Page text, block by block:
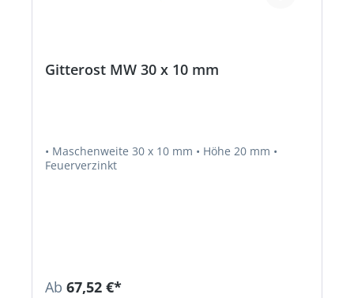
Gitterost MW 30 x 10 mm
• Maschenweite 30 x 10 mm • Höhe 20 mm •
Feuerverzinkt
Ab 67,52 €*